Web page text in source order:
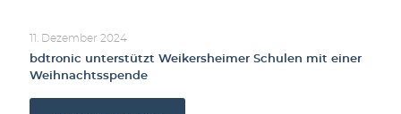
11. Dezember 2024
bdtronic unterstützt Weikersheimer Schulen mit einer
Weihnachtsspende